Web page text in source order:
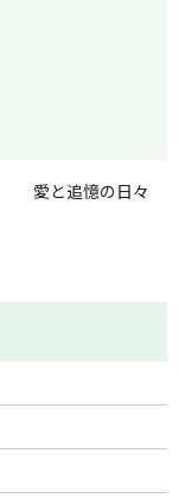
愛と追憶の日々